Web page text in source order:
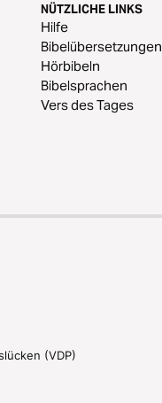
NÜTZLICHE LINKS
Hilfe
Bibelübersetzungen
Hörbibeln
Bibelsprachen
Vers des Tages
(VDP)